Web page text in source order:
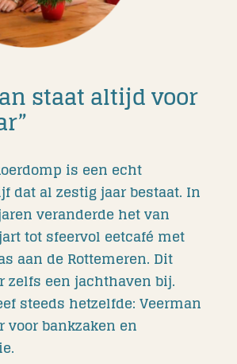
staat altijd voor
is een echt
dat al zestig jaar bestaat. In
veranderde het van
tot sfeervol eetcafé met
aan de Rottemeren. Dit
zelfs een jachthaven bij.
steeds hetzelfde: Veerman
voor bankzaken en